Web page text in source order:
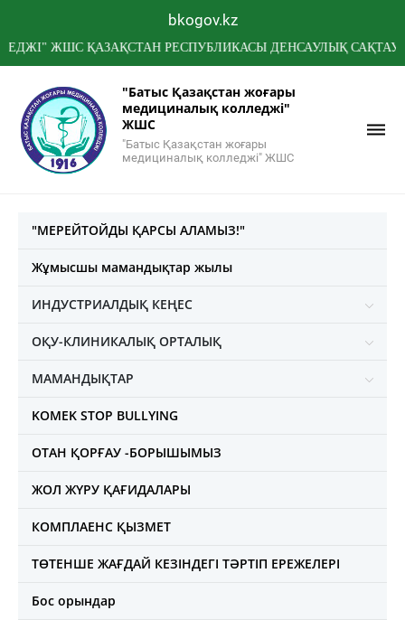
bkogov.kz
ҚАЗАҚСТАН РЕСПУБЛИКАСЫ ДЕНСАУЛЫҚ САҚТАУ
"Батыс Қазақстан жоғары
медициналық колледжі"
ЖШС
"Батыс Қазақстан жоғары
медициналық колледжі" ЖШС
"МЕРЕЙТОЙДЫ ҚАРСЫ АЛАМЫЗ!"
Жұмысшы мамандықтар жылы
ИНДУСТРИАЛДЫҚ КЕҢЕС
ОҚУ-КЛИНИКАЛЫҚ ОРТАЛЫҚ
МАМАНДЫҚТАР
KOMEK STOP BULLYING
ОТАН ҚОРҒАУ -БОРЫШЫМЫЗ
ЖОЛ ЖҮРУ ҚАҒИДАЛАРЫ
КОМПЛАЕНС ҚЫЗМЕТ
ТӨТЕНШЕ ЖАҒДАЙ КЕЗІНДЕГІ ТӘРТІП ЕРЕЖЕЛЕРІ
Бос орындар